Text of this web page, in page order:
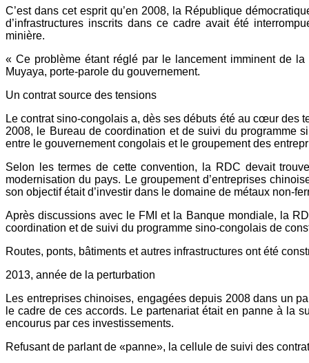
C’est dans cet esprit qu’en 2008, la République
d’infrastructures inscrits dans ce cadre avait été
minière.
« Ce problème étant réglé par le lancement imminent de
Muyaya, porte-parole du gouvernement.
Un contrat source des tensions
Le contrat sino-congolais a, dès ses débuts été au cœur des
2008, le Bureau de coordination et de suivi du programme
entre le gouvernement congolais et le groupement des
Selon les termes de cette convention, la RDC devait
modernisation du pays. Le groupement d’entreprises
son objectif était d’investir dans le domaine de métaux non-
Après discussions avec le FMI et la Banque mondiale, la
coordination et de suivi du programme sino-congolais de
Routes, ponts, bâtiments et autres infrastructures ont été
2013, année de la perturbation
Les entreprises chinoises, engagées depuis 2008 dans un
le cadre de ces accords. Le partenariat était en panne à la
encourus par ces investissements.
Refusant de parlant de «panne», la cellule de suivi des